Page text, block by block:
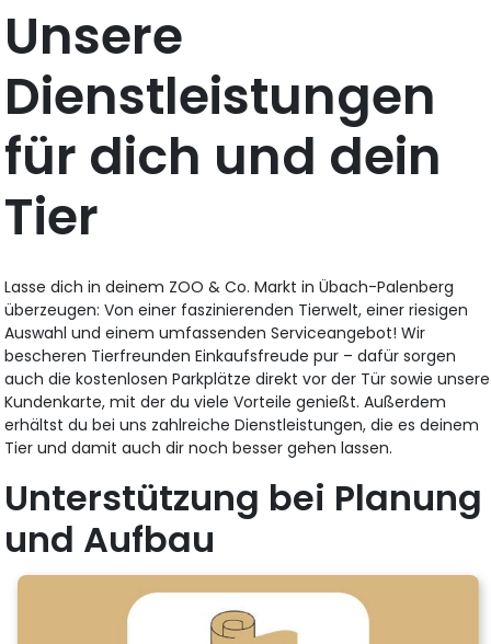
Unsere
Dienstleistungen
für dich und dein
Tier
Lasse dich in deinem ZOO & Co. Markt in Übach-Palenberg
überzeugen: Von einer faszinierenden Tierwelt, einer riesigen
Auswahl und einem umfassenden Serviceangebot! Wir
bescheren Tierfreunden Einkaufsfreude pur – dafür sorgen
auch die kostenlosen Parkplätze direkt vor der Tür sowie unsere
Kundenkarte, mit der du viele Vorteile genießt. Außerdem
erhältst du bei uns zahlreiche Dienstleistungen, die es deinem
Tier und damit auch dir noch besser gehen lassen.
Unterstützung bei Planung
und Aufbau